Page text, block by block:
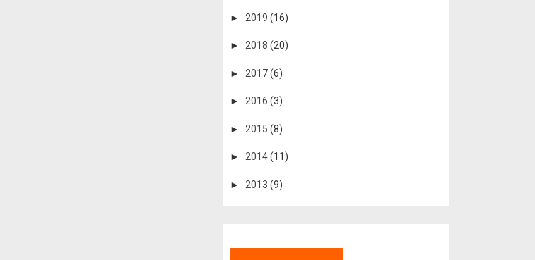
► 2019 (16)
► 2018 (20)
► 2017(6)
► 2016 (3)
► 2015 (8)
► 2014(11)
► 2013 (9)